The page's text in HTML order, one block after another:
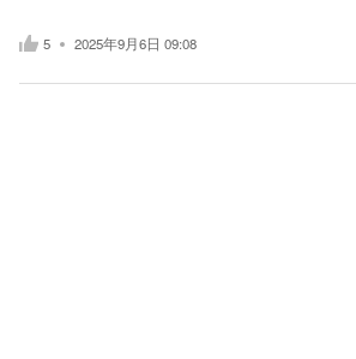
5 2025年9月6日 09:08